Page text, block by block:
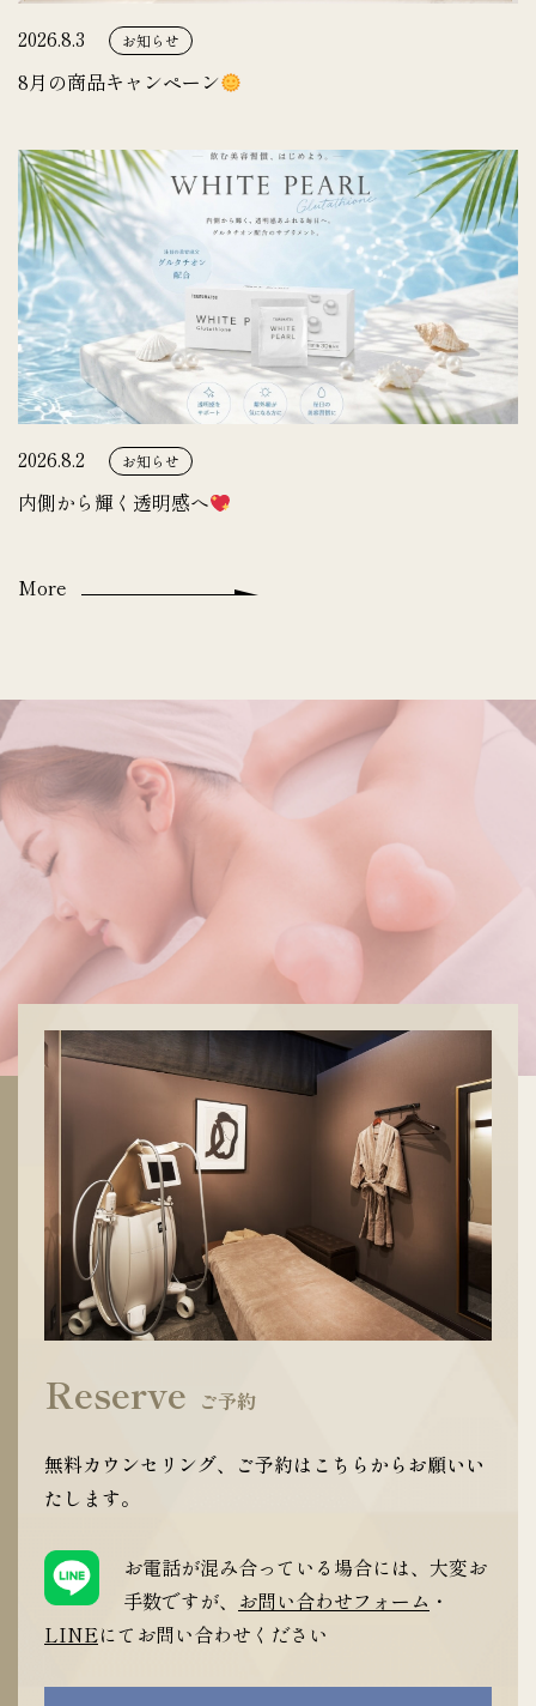
2026.8.3 お知らせ
8月の商品キャンペーン
2026.8.2 お知らせ
内側から輝く透明感へ
More
Reserve ご予約
無料カウンセリング、ご予約はこちらからお願いい
たします。
お電話が混み合っている場合には、大変お
手数ですが、 お問い合わせフォーム ・
LINEにてお問い合わせください